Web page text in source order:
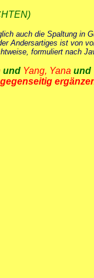
auch die Spaltung in
Andersartiges ist von
formuliert nach
undYang, Yana und